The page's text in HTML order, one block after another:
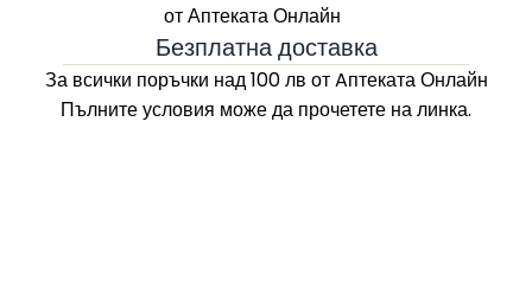
Безплатна доставка
За всички поръчки над 100 лв от Aптеката Онлайн
Пълните условия може да прочетете на линка.